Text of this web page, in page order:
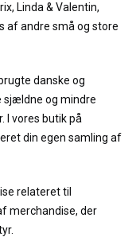
Linda & Valentin,
af andre små og store
danske og
sjældne og mindre
I vores butik på
din egen samling af
relateret til
merchandise, der